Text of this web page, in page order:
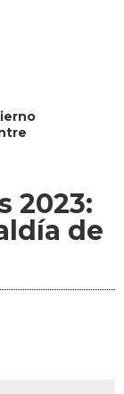
2023:
de